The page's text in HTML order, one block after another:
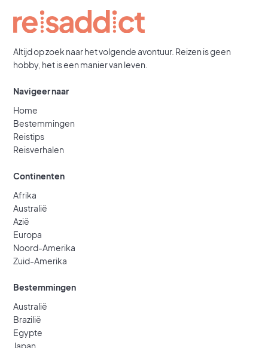
Altijd op zoek naar het volgende avontuur. Reizen is geen
hobby, het is een manier van leven.
Navigeer naar
Home
Bestemmingen
Reistips
Reisverhalen
Continenten
Afrika
Australië
Azië
Europa
Noord-Amerika
Zuid-Amerika
Bestemmingen
Australië
Brazilië
Egypte
Japan